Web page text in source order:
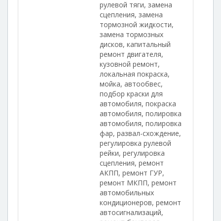
рулевой тяги, замена
сцепления, замена
тормозной жидкости,
замена тормозных
дисков, капитальный
ремонт двигателя,
кузовной ремонт,
локальная покраска,
мойка, автообвес,
подбор краски для
автомобиля, покраска
автомобиля, полировка
автомобиля, полировка
фар, развал-схождение,
регулировка рулевой
рейки, регулировка
сцепления, ремонт
АКПП, ремонт ГУР,
ремонт МКПП, ремонт
автомобильных
кондиционеров, ремонт
автосигнализаций,